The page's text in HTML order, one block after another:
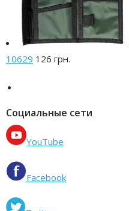
10629 126 грн.
Социальные сети
YouTube
Facebook